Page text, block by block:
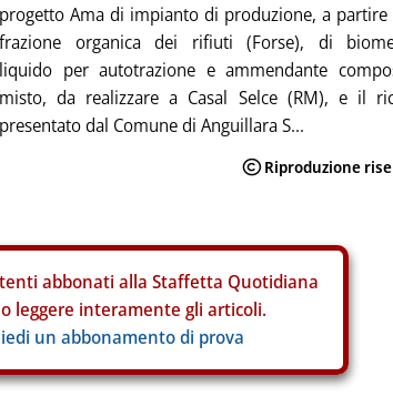
progetto Ama di impianto di produzione, a partire
frazione organica dei rifiuti (Forse), di
liquido per autotrazione e ammendante
misto, da realizzare a Casal Selce (RM), e il
presentato dal Comune di Anguillara S...
abbonati alla Staffetta Quotidiana
leggere interamente gli articoli.
un abbonamento di prova